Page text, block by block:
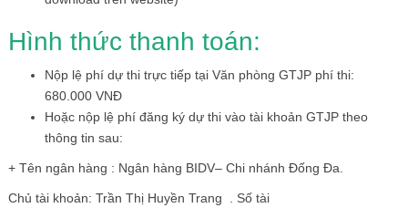
Hình thức thanh toán:
Nộp lệ phí dự thi trực tiếp tại Văn phòng GTJP phí thi:
680.000 VNĐ
Hoặc nộp lệ phí đăng ký dự thi vào tài khoản GTJP theo
thông tin sau:
+ Tên ngân hàng : Ngân hàng BIDV– Chi nhánh Đống Đa.
Chủ tài khoản: Trần Thị Huyền Trang . Số tài